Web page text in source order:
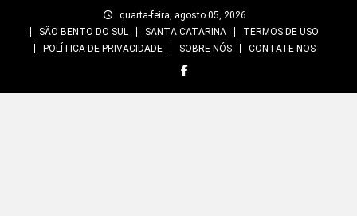
quarta-feira, agosto 05, 2026
SÃO BENTO DO SUL
SANTA CATARINA
TERMOS DE USO
POLÍTICA DE PRIVACIDADE
SOBRE NÓS CONTATE-NOS